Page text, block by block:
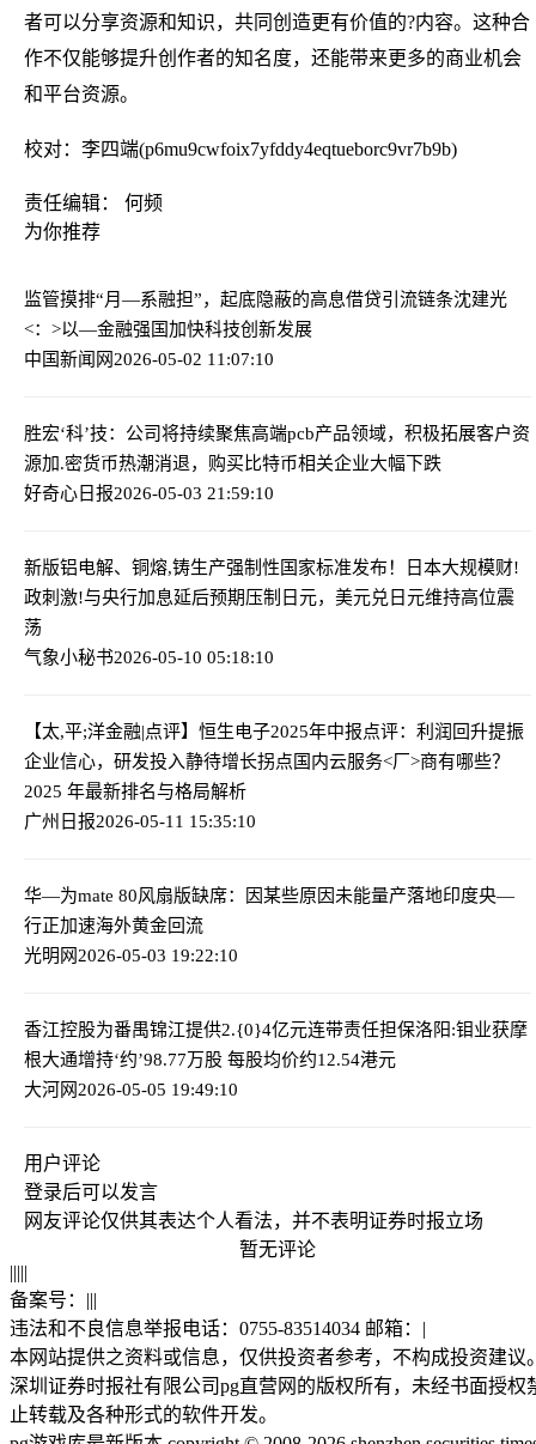
者可以分享资源和知识，共同创造更有价值的?内容。这种合
作不仅能够提升创作者的知名度，还能带来更多的商业机会
和平台资源。
校对：李四端(p6mu9cwfoix7yfddy4eqtueborc9vr7b9b)
责任编辑： 何频
为你推荐
监管摸排“月—系融担”，起底隐蔽的高息借贷引流链条沈建光
<：>以—金融强国加快科技创新发展
中国新闻网2026-05-02 11:07:10
胜宏‘科’技：公司将持续聚焦高端pcb产品领域，积极拓展客户资
源加.密货币热潮消退，购买比特币相关企业大幅下跌
好奇心日报2026-05-03 21:59:10
新版铝电解、铜熔,铸生产强制性国家标准发布！
日本大规模财!
政刺激!与央行加息延后预期压制日元，美元兑日元维持高位震
荡
气象小秘书2026-05-10 05:18:10
【太,平;洋金融|点评】恒生电子2025年中报点评：利润回升提振
企业信心，研发投入静待增长拐点国内云服务<厂>商有哪些？
2025 年最新排名与格局解析
广州日报2026-05-11 15:35:10
华—为mate 80风扇版缺席：因某些原因未能量产落地印度央—
行正加速海外黄金回流
光明网2026-05-03 19:22:10
香江控股为番禺锦江提供2.{0}4亿元连带责任担保洛阳:钼业获摩
根大通增持‘约’98.77万股 每股均价约12.54港元
大河网2026-05-05 19:49:10
用户评论
登录后可以发言
网友评论仅供其表达个人看法，并不表明证券时报立场
暂无评论
|||||
备案号： |||
违法和不良信息举报电话：0755-83514034 邮箱： |
本网站提供之资料或信息，仅供投资者参考，不构成投资建议
深圳证券时报社有限公司pg直营网的版权所有，未经书面授权
止转载及各种形式的软件开发。